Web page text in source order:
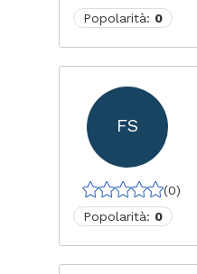
Popolarità: 0
FS
(0)
Popolarità: 0